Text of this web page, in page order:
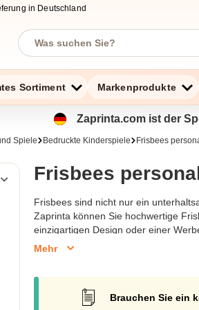
in Deutschland
Sortiment Markenprodukte
Zaprinta.com ist der
Spiele Bedruckte Kinderspiele Frisbees
Frisbees
Frisbees sind nicht nur ein
Zaprinta können Sie hochwertige
einzigartigen Design oder einer
Gewichts und der hervorragenden
Mehr
Brauchen Sie ein